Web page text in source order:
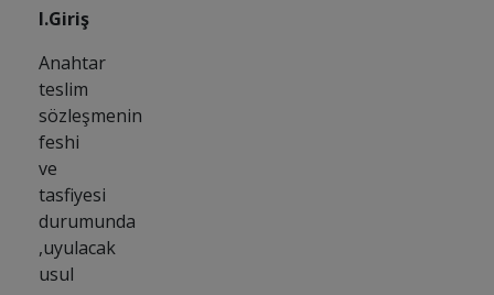
I.Giriş
Anahtar
teslim
sözleşmenin
feshi
ve
tasfiyesi
durumunda
,uyulacak
usul